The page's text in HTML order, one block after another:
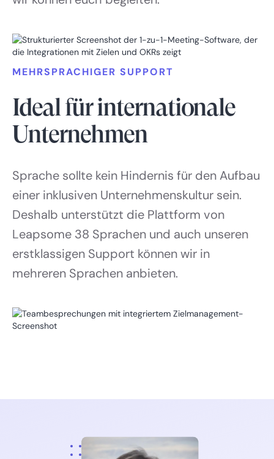
MEHRSPRACHIGER SUPPORT
Ideal für internationale
Unternehmen
Sprache sollte kein Hindernis für den Aufbau
einer inklusiven Unternehmenskultur sein.
Deshalb unterstützt die Plattform von
Leapsome 38 Sprachen und auch unseren
erstklassigen Support können wir in
mehreren Sprachen anbieten.